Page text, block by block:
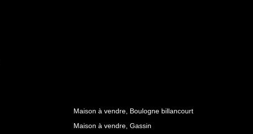
Maison à vendre, Boulogne billancourt
Maison à vendre, Gassin